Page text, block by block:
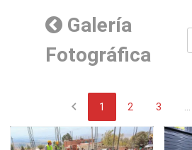
Galería
Fotográfica
chevron_left 1 2 3